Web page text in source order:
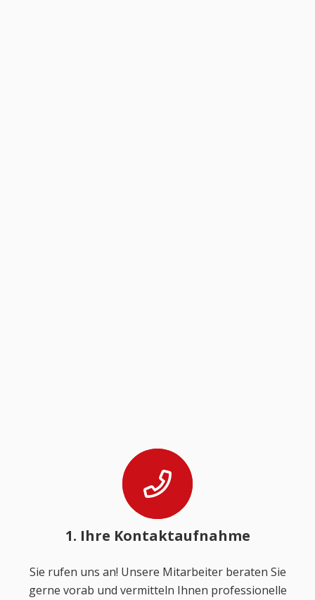
1. Ihre Kontaktaufnahme
Sie rufen uns an! Unsere Mitarbeiter beraten Sie
gerne vorab und vermitteln Ihnen professionelle